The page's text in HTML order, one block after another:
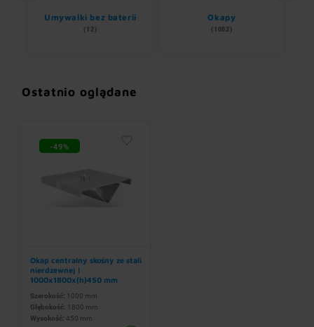
Umywalki bez baterii
(12)
Okapy
(1082)
Ostatnio oglądane
-49%
Okap centralny skośny ze stali
nierdzewnej |
1000x1800x(h)450 mm
Szerokość: 1000 mm
Głębokość: 1800 mm
Wysokość: 450 mm